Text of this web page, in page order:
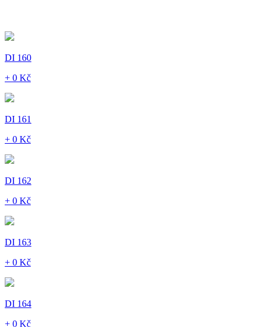
DI 160
+ 0 Kč
DI 161
+ 0 Kč
DI 162
+ 0 Kč
DI 163
+ 0 Kč
DI 164
+ 0 Kč